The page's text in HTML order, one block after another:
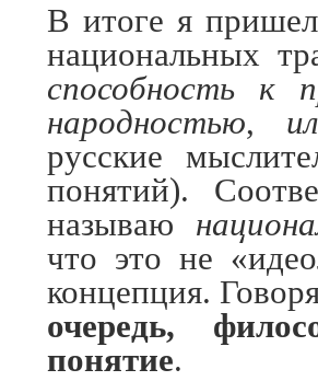
В итоге я
национальных
способность к
народностью,
русские
понятий).
называю
что это не
концепция.
очередь,
понятие.